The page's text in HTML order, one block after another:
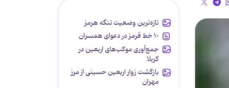
تازه‌ترین وضعیت تنگه هرمز
۱۰ خط قرمز در دعوای همسران
جمع‌آوری موکب‌های اربعین در
کربلا
بازگشت زوار اربعین حسینی از مرز
مهران